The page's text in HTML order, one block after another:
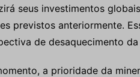
seus investimentos
previstos anteriormente.
de desaquecimento
a prioridade da